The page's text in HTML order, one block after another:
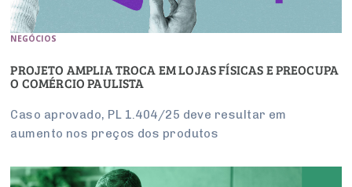
NEGÓCIOS
PROJETO AMPLIA TROCA EM LOJAS FÍSICAS E PREOCUPA
O COMÉRCIO PAULISTA
Caso aprovado, PL 1.404/25 deve resultar em
aumento nos preços dos produtos